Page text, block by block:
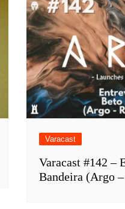
Varacast
Varacast #142 –
Bandeira (Argo